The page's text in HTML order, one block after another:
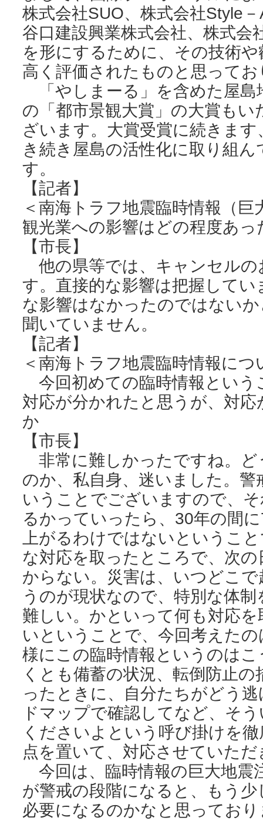
株式会社SUO、株式会社Style
谷口建設興業株式会社、株式会
を形にするために、その技術
高く評価されたものと思って
「やしまーる」を含めた屋島
の「都市景観大賞」の大賞も
ざいます。大賞受賞に続きま
き続き屋島の活性化に取り組
す。
【記者】
＜南海トラフ地震臨時情報（
観光業への影響はどの程度あっ
【市長】
他の県等では、キャンセルの
す。直接的な影響は把握して
な影響はなかったのではない
聞いていません。
【記者】
＜南海トラフ地震臨時情報につ
今回初めての臨時情報という
対応が分かれたと思うが、対
か
【市長】
非常に難しかったですね。ど
のか、私自身、迷いました。
いうことでございますので、
るかっていったら、30年の間
上がるわけではないというこ
な対応を取ったところで、次
からない。災害は、いつどこ
うのが現状なので、特別な体
難しい。かといって何も対応
いということで、今回考えた
様にこの臨時情報というのは
くとも備蓄の状況、転倒防止
ったときに、自分たちがどう
ドマップで確認してなど、そ
くださいよという呼び掛けを
点を置いて、対応させていた
今回は、臨時情報の巨大地震
が警戒の段階になると、もう
必要になるのかなと思ってお